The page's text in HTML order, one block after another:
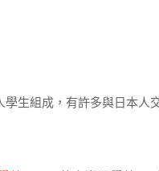
生組成，有許多與日本人